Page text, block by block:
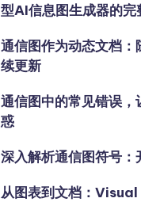
型AI信息图生成器的完
通信图作为动态文档
续更新
通信图中的常见错误，
惑
深入解析通信图符号：
从图表到文档：